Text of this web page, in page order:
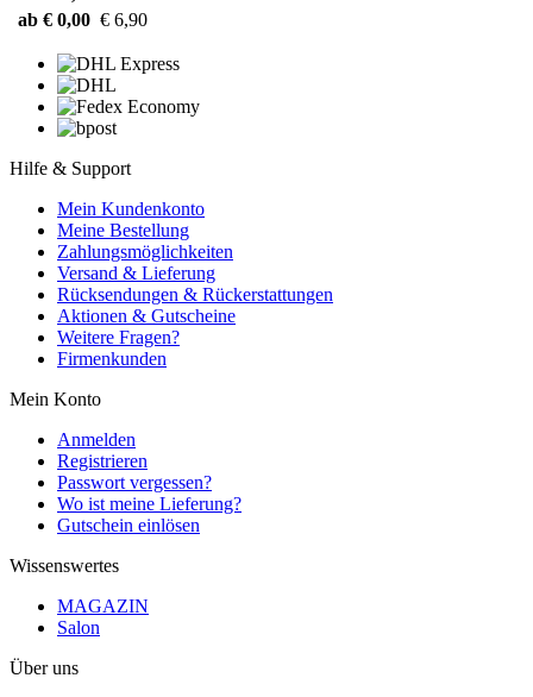
ab € 0,00 € 6,90
Hilfe & Support
Mein Kundenkonto
Meine Bestellung
Zahlungsmöglichkeiten
Versand & Lieferung
Rücksendungen & Rückerstattungen
Aktionen & Gutscheine
Weitere Fragen?
Firmenkunden
Mein Konto
Anmelden
Registrieren
Passwort vergessen?
Wo ist meine Lieferung?
Gutschein einlösen
Wissenswertes
MAGAZIN
Salon
Über uns